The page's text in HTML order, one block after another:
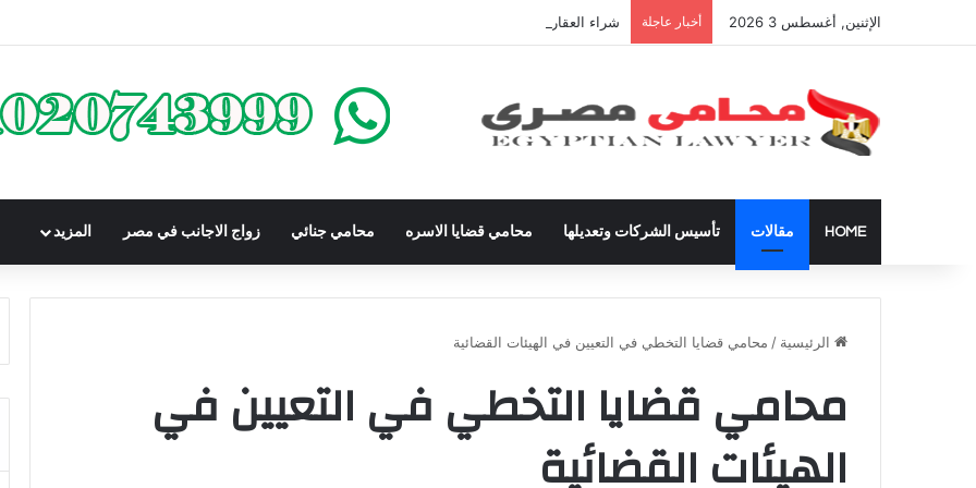
الإثنين, أغسطس 3 2026 أخبار عاجلة شراء العقارات داخل الكومباوندات تحت الإنشاء | أهم البنود التي تحمي المشتري في القانون المصري
HOME مقالات تأسيس الشركات وتعديلها محامي قضايا الاسره محامي جنائي زواج الاجانب في مصر المزيد
الرئيسية / محامي قضايا التخطي في التعيين في الهيئات القضائية
محامي قضايا التخطي في التعيين في
الهيئات القضائية